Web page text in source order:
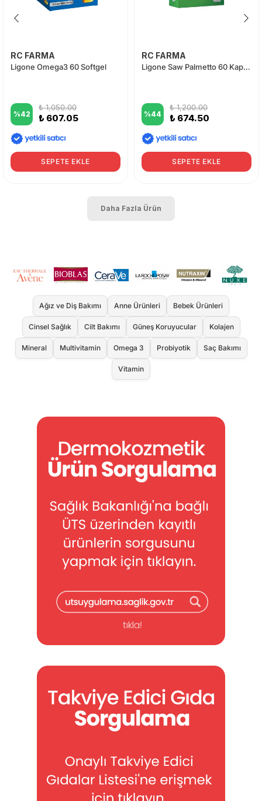
RC FARMA
Ligone Omega3 60 Softgel
%42
₺ 1,050.00
₺ 607.05
SEPETE EKLE
RC FARMA
Ligone Saw Palmetto 60 Kapsül
%44
₺ 1,200.00
₺ 674.50
SEPETE EKLE
Daha Fazla Ürün
Ağız ve Diş Bakımı Anne Ürünleri Bebek Ürünleri
Cinsel Sağlık Cilt Bakımı Güneş Koruyucular Kolajen
Mineral Multivitamin Omega 3 Probiyotik Saç Bakımı
Vitamin